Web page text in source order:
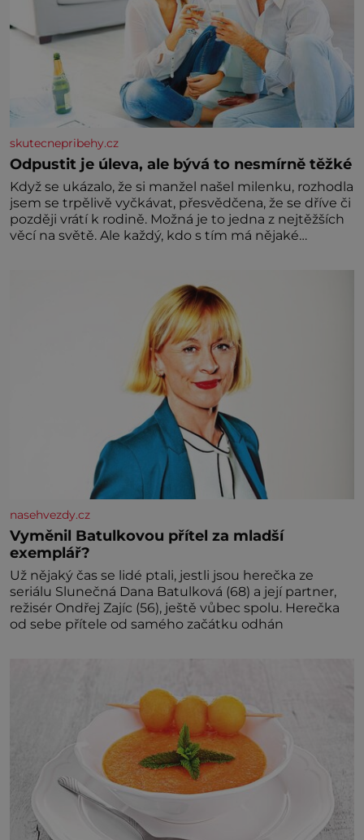
skutecnepribehy.cz
Odpustit je úleva, ale bývá to nesmírně těžké
Když se ukázalo, že si manžel našel milenku, rozhodla
jsem se trpělivě vyčkávat, přesvědčena, že se dříve či
později vrátí k rodině. Možná je to jedna z nejtěžších
věcí na světě. Ale každý, kdo s tím má nějaké
nasehvezdy.cz
Vyměnil Batulkovou přítel za mladší
exemplář?
Už nějaký čas se lidé ptali, jestli jsou herečka ze
seriálu Slunečná Dana Batulková (68) a její partner,
režisér Ondřej Zajíc (56), ještě vůbec spolu. Herečka
od sebe přítele od samého začátku odhán